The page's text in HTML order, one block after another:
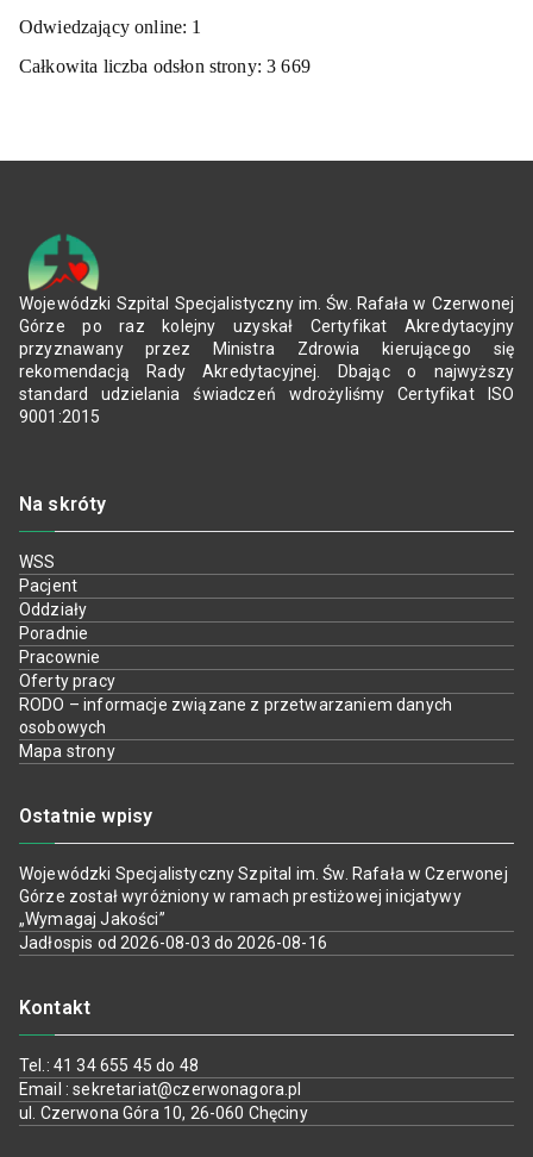
Odwiedzający online: 1
Całkowita liczba odsłon strony:3 669
Wojewódzki Szpital Specjalistyczny im. Św. Rafała w Czerwonej
Górze po raz kolejny uzyskał Certyfikat Akredytacyjny
przyznawany przez Ministra Zdrowia kierującego się
rekomendacją Rady Akredytacyjnej. Dbając o najwyższy
standard udzielania świadczeń wdrożyliśmy Certyfikat ISO
9001:2015
Na skróty
WSS
Pacjent
Oddziały
Poradnie
Pracownie
Oferty pracy
RODO – informacje związane z przetwarzaniem danych
osobowych
Mapa strony
Ostatnie wpisy
Wojewódzki Specjalistyczny Szpital im. Św. Rafała w Czerwonej
Górze został wyróżniony w ramach prestiżowej inicjatywy
„Wymagaj Jakości”
Jadłospis od 2026-08-03 do 2026-08-16
Kontakt
Tel.: 41 34 655 45 do 48
Email : sekretariat@czerwonagora.pl
ul. Czerwona Góra 10, 26-060 Chęciny